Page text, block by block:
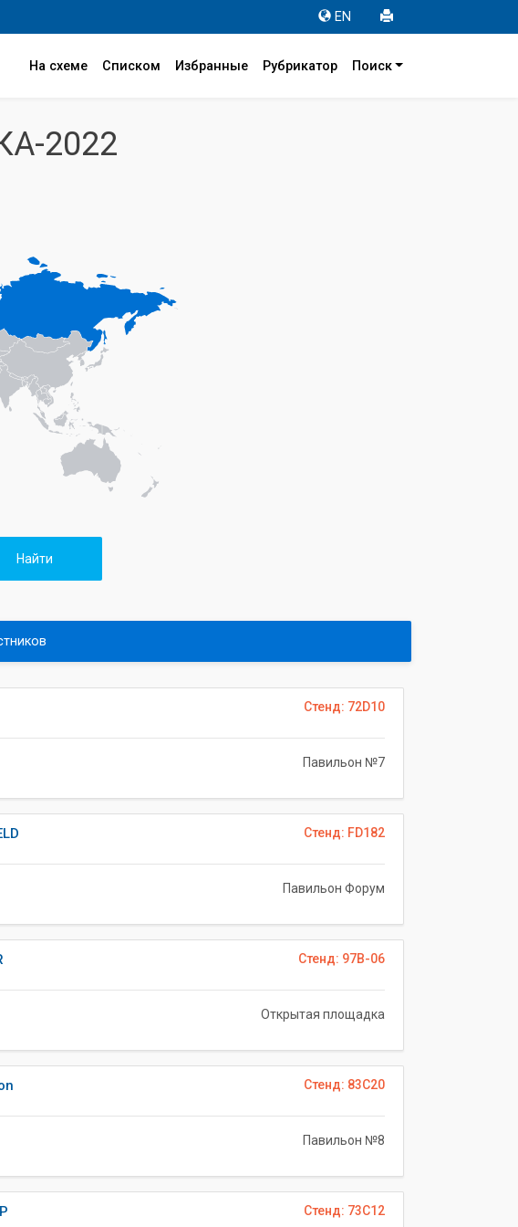
EN
На схеме Списком Избранные Рубрикатор Поиск
2022
Стенд: 72D10
Павильон №7
Стенд: FD182
Павильон Форум
Стенд: 97B-06
Открытая площадка
Стенд: 83C20
Павильон №8
Стенд: 73C12